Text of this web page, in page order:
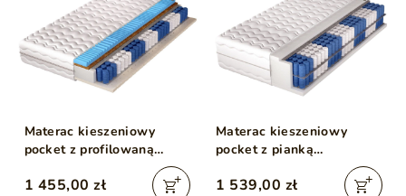
Materac kieszeniowy
pocket z profilowaną
lateksem Tivo 200x200
1 455,00 zł
Materac kieszeniowy
pocket z pianką
poliuretanową Velario
200x200
1 539,00 zł